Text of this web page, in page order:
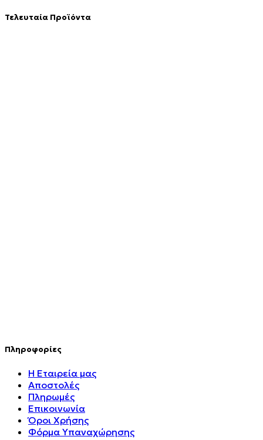
Τελευταία Προϊόντα
Πληροφορίες
Η Εταιρεία μας
Αποστολές
Πληρωμές
Επικοινωνία
Όροι Χρήσης
Φόρμα Υπαναχώρησης